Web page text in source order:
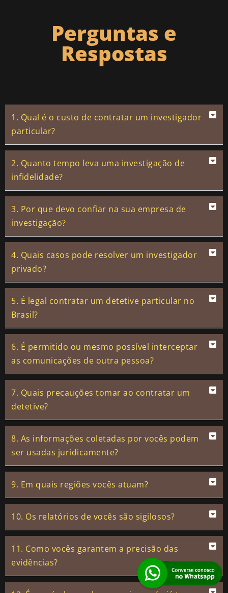
Perguntas e
Respostas
1. Qual é o custo de contratar um investigador
particular?
2. Quanto tempo leva uma investigação de
infidelidade?
3. Por que devo confiar na sua empresa de
investigação?
4. Quais casos pode resolver um investigador
privado?
5. É legal contratar um detetive particular no
Brasil?
6. É permitido ou mesmo possível interceptar
as comunicações de outra pessoa?
7. Quais precauções tomar ao contratar um
detetive?
8. As informações coletadas por vocês podem
ser usadas juridicamente?
9. Em quais regiões vocês atuam?
10. Os relatórios de vocês são sigilosos?
11. Como vocês garantem a precisão das
evidências?